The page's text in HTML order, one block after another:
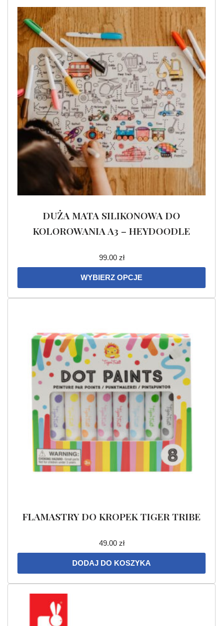
DUŻA MATA SILIKONOWA DO
KOLOROWANIA A3 – HEYDOODLE
99.00 zł
WYBIERZ OPCJE
FLAMASTRY DO KROPEK TIGER TRIBE
49.00 zł
DODAJ DO KOSZYKA